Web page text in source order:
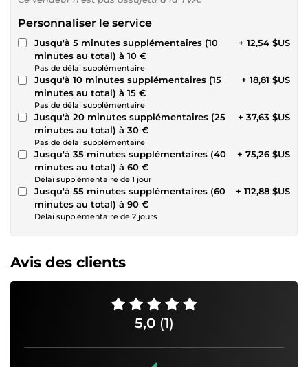
Personnaliser le service
Jusqu'à 5 minutes supplémentaires (10
minutes au total) à 10 €
Pas de délai supplémentaire
+ 12,54 $US
Jusqu'à 10 minutes supplémentaires (15
minutes au total) à 15 €
Pas de délai supplémentaire
+ 18,81 $US
Jusqu'à 20 minutes supplémentaires (25
minutes au total) à 30 €
Pas de délai supplémentaire
+ 37,63 $US
Jusqu'à 35 minutes supplémentaires (40
minutes au total) à 60 €
Délai supplémentaire de 1 jour
+ 75,26 $US
Jusqu'à 55 minutes supplémentaires (60
minutes au total) à 90 €
Délai supplémentaire de 2 jours
+ 112,88 $US
Avis des clients
5,0 (1)